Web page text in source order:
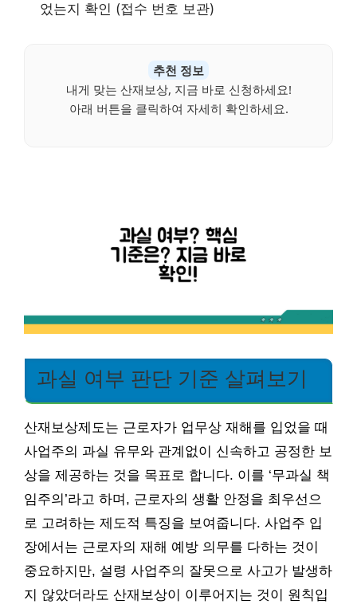
었는지 확인 (접수 번호 보관)
추천 정보
내게 맞는 산재보상, 지금 바로 신청하세요!
아래 버튼을 클릭하여 자세히 확인하세요.
과실 여부 판단 기준 살펴보기
산재보상제도는 근로자가 업무상 재해를 입었을 때
사업주의 과실 유무와 관계없이 신속하고 공정한 보
상을 제공하는 것을 목표로 합니다. 이를 ‘무과실 책
임주의’라고 하며, 근로자의 생활 안정을 최우선으
로 고려하는 제도적 특징을 보여줍니다. 사업주 입
장에서는 근로자의 재해 예방 의무를 다하는 것이
중요하지만, 설령 사업주의 잘못으로 사고가 발생하
지 않았더라도 산재보상이 이루어지는 것이 원칙입